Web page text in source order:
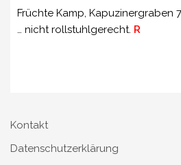
Früchte Kamp, Kapuzinergraben
… nicht rollstuhlgerecht. R
Kontakt
Datenschutzerklärung